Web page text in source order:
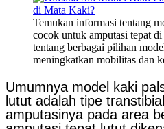
Temukan informasi tentang
cocok untuk amputasi tepat
tentang berbagai pilihan
meningkatkan mobilitas dan
Umumnya model kaki
lutut adalah tipe
amputasinya pada area